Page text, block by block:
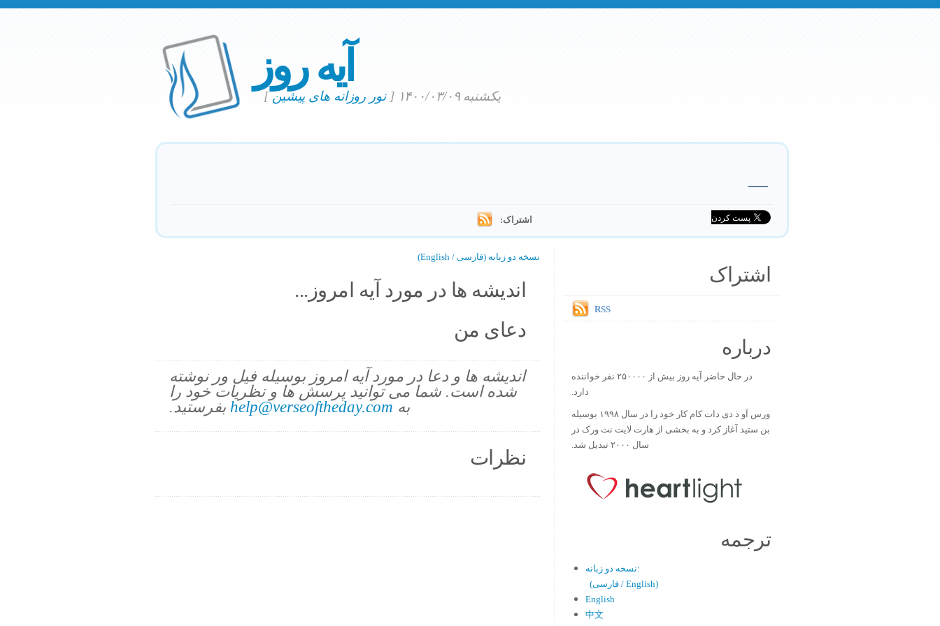
آیه روز
یکشنبه ۱۴۰۰/۰۳/۰۹ [نور روزانه های پیشین]
—
اشتراک:
نسخه دو زبانه (فارسی / English)
اندیشه ها در مورد آیه امروز...
دعای من
اندیشه ها و دعا در مورد آیه امروز بوسیله فیل ور نوشته
شده است. شما می توانید پرسش ها و نظریات خود را
بهhelp@verseoftheday.com بفرستید.
نظرات
اشتراک
RSS
درباره
در حال حاضر آیه روز بیش از ۲۵۰۰۰۰ نفر خواننده
دارد.
ورس آو ذ دی دات کام کار خود را در سال ۱۹۹۸ بوسیله
بن ستید آغاز کرد و به بخشی از هارت لایت نت ورک در
سال ۲۰۰۰ تبدیل شد.
ترجمه
نسخه دو زبانه:
(فارسی / English)
English
中文